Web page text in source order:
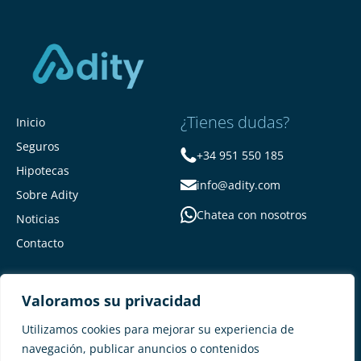
Valoramos su privacidad
Utilizamos cookies para mejorar su experiencia de
navegación, publicar anuncios o contenidos
Inicio
Seguros
Hipotecas
Sobre Adity
Noticias
Contacto
¿Tienes dudas?
+34 951 550 185
info@adity.com
Chatea con nosotros